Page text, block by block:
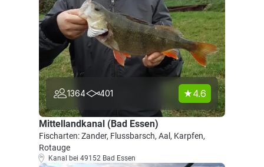
1364 401 4.6
Mittellandkanal (Bad Essen)
Fischarten: Zander, Flussbarsch, Aal, Karpfen,
Rotauge
Kanal bei 49152 Bad Essen